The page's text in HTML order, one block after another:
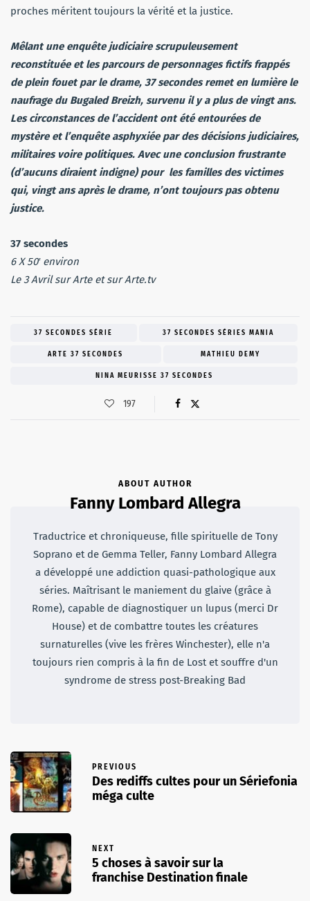
proches méritent toujours la vérité et la justice.
Mêlant une enquête judiciaire scrupuleusement
reconstituée et les parcours de personnages fictifs frappés
de plein fouet par le drame, 37 secondes remet en lumière le
naufrage du Bugaled Breizh, survenu il y a plus de vingt ans.
Les circonstances de l’accident ont été entourées de
mystère et l’enquête asphyxiée par des décisions judiciaires,
militaires voire politiques. Avec une conclusion frustrante
(d’aucuns diraient indigne) pour les familles des victimes
qui, vingt ans après le drame, n’ont toujours pas obtenu
justice.
37 secondes
6 X 50′ environ
Le 3 Avril sur Arte et sur Arte.tv
37 SECONDES SÉRIE 37 SECONDES SÉRIES MANIA
ARTE 37 SECONDES MATHIEU DEMY
NINA MEURISSE 37 SECONDES
197
ABOUT AUTHOR
Fanny Lombard Allegra
Traductrice et chroniqueuse, fille spirituelle de Tony
Soprano et de Gemma Teller, Fanny Lombard Allegra
a développé une addiction quasi-pathologique aux
séries. Maîtrisant le maniement du glaive (grâce à
Rome), capable de diagnostiquer un lupus (merci Dr
House) et de combattre toutes les créatures
surnaturelles (vive les frères Winchester), elle n'a
toujours rien compris à la fin de Lost et souffre d'un
syndrome de stress post-Breaking Bad
PREVIOUS
Des rediffs cultes pour un Sériefonia
méga culte
NEXT
5 choses à savoir sur la
franchise Destination finale